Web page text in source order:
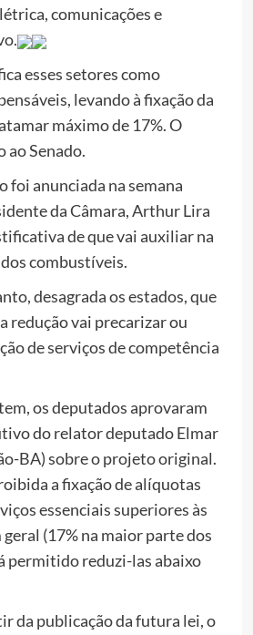
comunicações e
esses setores como
levando à fixação da
máximo de 17%. O
ao Senado.
foi anunciada na semana
da Câmara, Arthur Lira
de que vai auxiliar na
combustíveis.
desagrada os estados, que
redução vai precarizar ou
de serviços de competência
os deputados aprovaram
do relator deputado Elmar
BA) sobre o projeto original.
a fixação de alíquotas
essenciais superiores às
geral (17% na maior parte dos
permitido reduzi-las abaixo
da publicação da futura lei, o